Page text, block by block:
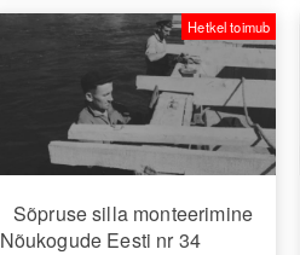
Sõpruse silla monteerimine
Nõukogude Eesti nr 34
Hetkel toimub